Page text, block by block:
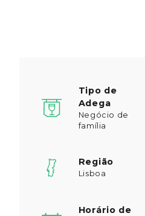
Tipo de
Adega
Negócio de
família
Região
Lisboa
Horário de